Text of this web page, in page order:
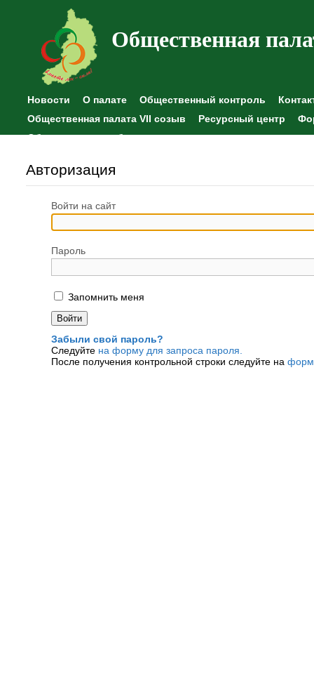
Общественная
Новости О палате Общественный контроль
Общественная палата VII созыв
Ресурсный центр
Общественные наблюдения
Авторизация
Войти на сайт
Пароль
Запомнить меня
Забыли свой пароль?
Следуйте на форму для запроса пароля.
После получения контрольной строки следуйте на